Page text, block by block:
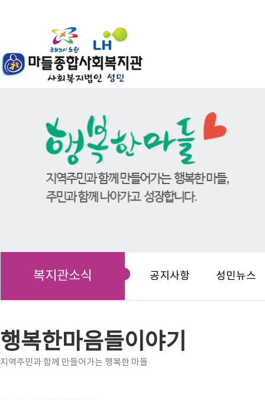
복지관소식 공지사항 성민뉴스
행복한마음들이야기
지역주민과 함께 만들어가는 행복한 마들